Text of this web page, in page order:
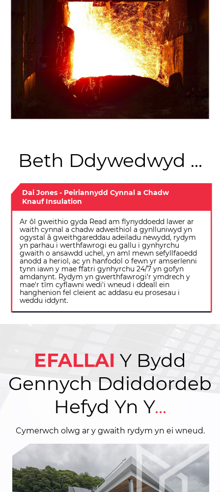
Beth Ddywedwyd ...
Dai Jones - Peiriannydd Cynnal a Chadw
Knauf Insulation
Ar ôl gweithio gyda Read am flynyddoedd lawer ar
waith cynnal a chadw adweithiol a gynlluniwyd yn
ogystal â gweithgareddau adeiladu newydd, rydym
yn parhau i werthfawrogi eu gallu i gynhyrchu
gwaith o ansawdd uchel, yn aml mewn sefyllfaoedd
anodd a heriol, ac yn hanfodol o fewn yr amserlenni
tynn iawn y mae ffatri gynhyrchu 24/7 yn gofyn
amdanynt. Rydym yn gwerthfawrogi'r ymdrech y
mae'r tîm cyflawni wedi'i wneud i ddeall ein
hanghenion fel cleient ac addasu eu prosesau i
weddu iddynt.
EFALLAI Y Bydd
Gennych Ddiddordeb
Hefyd Yn Y...
Cymerwch olwg ar y gwaith rydym yn ei wneud.